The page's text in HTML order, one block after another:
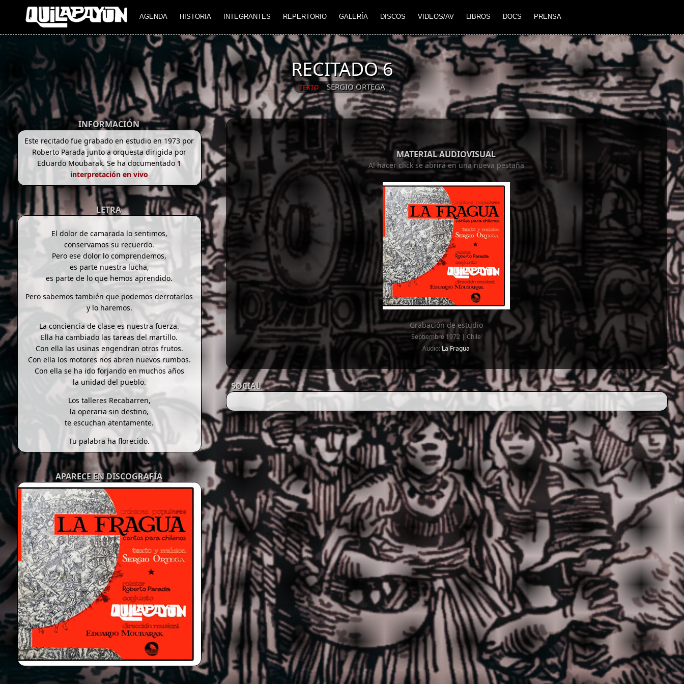
AGENDA HISTORIA INTEGRANTES REPERTORIO GALERÍA DISCOS VIDEOS/AV LIBROS DOCS PRENSA
RECITADO 6
TEXTO SERGIO ORTEGA
INFORMACIÓN
Este recitado fue grabado en estudio en 1973 por
Roberto Parada junto a orquesta dirigida por
Eduardo Moubarak. Se ha documentado 1
interpretación en vivo
LETRA
El dolor de camarada lo sentimos,
conservamos su recuerdo.
Pero ese dolor lo comprendemos,
es parte nuestra lucha,
es parte de lo que hemos aprendido.
Pero sabemos también que podemos derrotarlos
y lo haremos.
La conciencia de clase es nuestra fuerza.
Ella ha cambiado las tareas del martillo.
Con ella las usinas engendran otros frutos.
Con ella los motores nos abren nuevos rumbos.
Con ella se ha ido forjando en muchos años
la unidad del pueblo.
Los talleres Recabarren,
la operaria sin destino,
te escuchan atentamente.
Tu palabra ha florecido.
APARECE EN DISCOGRAFÍA
MATERIAL AUDIOVISUAL
Al hacer click se abrirá en una nueva pestaña
Grabación de estudio
Septiembre 1972 | Chile
Audio:La Fragua
SOCIAL